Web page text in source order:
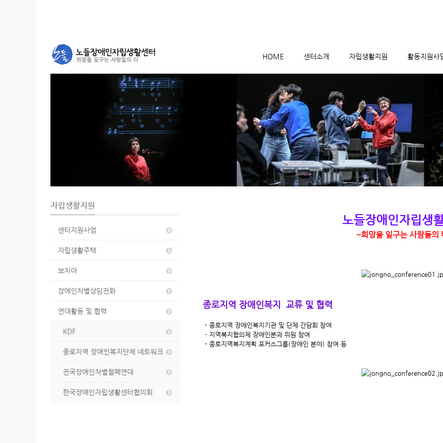
HOME 센터소개 자립생활지원 활동지원사
자립생활지원
센터지원사업
자립생활주택
보치아
장애인차별상담전화
연대활동 및 협력
KDF
종로지역 장애인복지단체 네트워크
전국장애인차별철폐연대
한국장애인자립생활센터협의회
노들장애인자립생
~희망을 일구는 사람들의
종로지역 장애인복지 교류 및 협력
- 종로지역 장애인복지기관 및 단체 간담회 참여
- 지역복지협의체 장애인분과 위원 참여
- 종로지역복지계획 포커스그룹(장애인 분야) 참여 등